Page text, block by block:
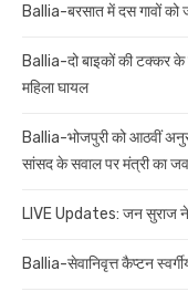
Ballia-बरसात में दस गावों को
Ballia-दो बाइकों की टक्कर
महिला घायल
Ballia-भोजपुरी को आठवीं
सांसद के सवाल पर मंत्री का
LIVE Updates: जन सुराज
Ballia-सेवानिवृत्त कैप्टन